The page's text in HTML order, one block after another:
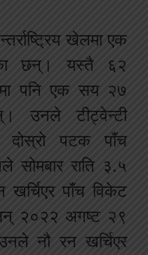
खेलमा एक
छन्। यस्तै ६२
पनि एक सय २७
उनले टीट्वेन्टी
दोस्रो पटक पाँच
राति ३.५
पाँच विकेट
२०२२ अगष्ट २९
नौ रन खर्चिएर